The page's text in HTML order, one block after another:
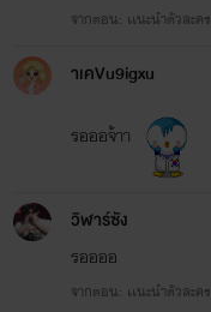
จากตอน: เเนะนำตัวละคร
าเคVu9igxu
รอออจ้าา
วิฬาร์ซัง
รออออ
จากตอน: เเนะนำตัวละคร